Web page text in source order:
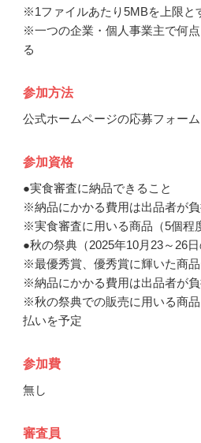
※1ファイルあたり5MBを上限と
※一つの企業・個人事業主で何
る
参加方法
公式ホームページの応募フォー
参加資格
●実食審査に納品できること
※納品にかかる費用は出品者が負
※実食審査に用いる商品（5個程
●秋の祭典（2025年10月23～26
※最優秀賞、優秀賞に輝いた商
※納品にかかる費用は出品者が負
※秋の祭典での販売に用いる商
払いを予定
参加費
無し
審査員